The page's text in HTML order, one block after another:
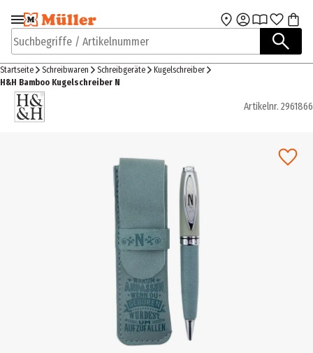
Zur Navigation
springen
Zum Hauptinhalt
Suchbegriffe / Artikelnummer
Startseite Schreibwaren Schreibgeräte
Kugelschreiber
H&H Bamboo Kugelschreiber N
Artikelnr. 2961866